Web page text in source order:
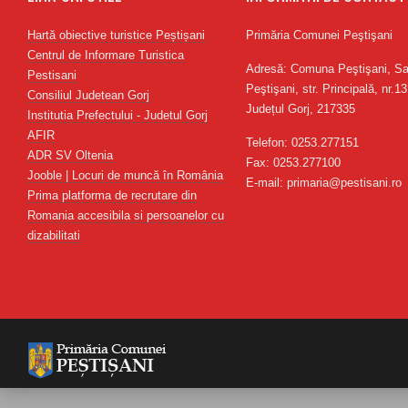
Hartă obiective turistice Peștișani
Centrul de Informare Turistica
Pestisani
Consiliul Judetean Gorj
Institutia Prefectului - Judetul Gorj
AFIR
ADR SV Oltenia
Jooble | Locuri de muncă în România
Prima platforma de recrutare din
Romania accesibila si persoanelor cu
dizabilitati
Primăria Comunei Peştişani
Adresă: Comuna Peştişani,
Peştişani, str. Principală,
Județul Gorj, 217335
Telefon: 0253.277151
Fax: 0253.277100
E-mail: primaria@pestisani.ro